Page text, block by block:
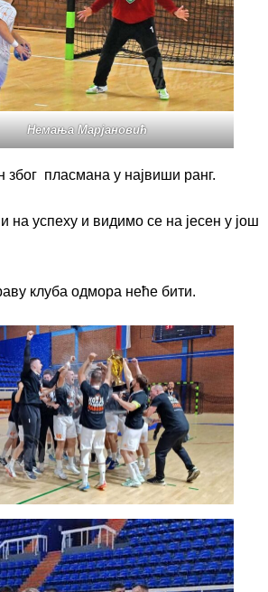
Немања Марјановић
пласмана у највиши ранг.
на успеху и видимо се на јесен у још
клуба одмора неће бити.